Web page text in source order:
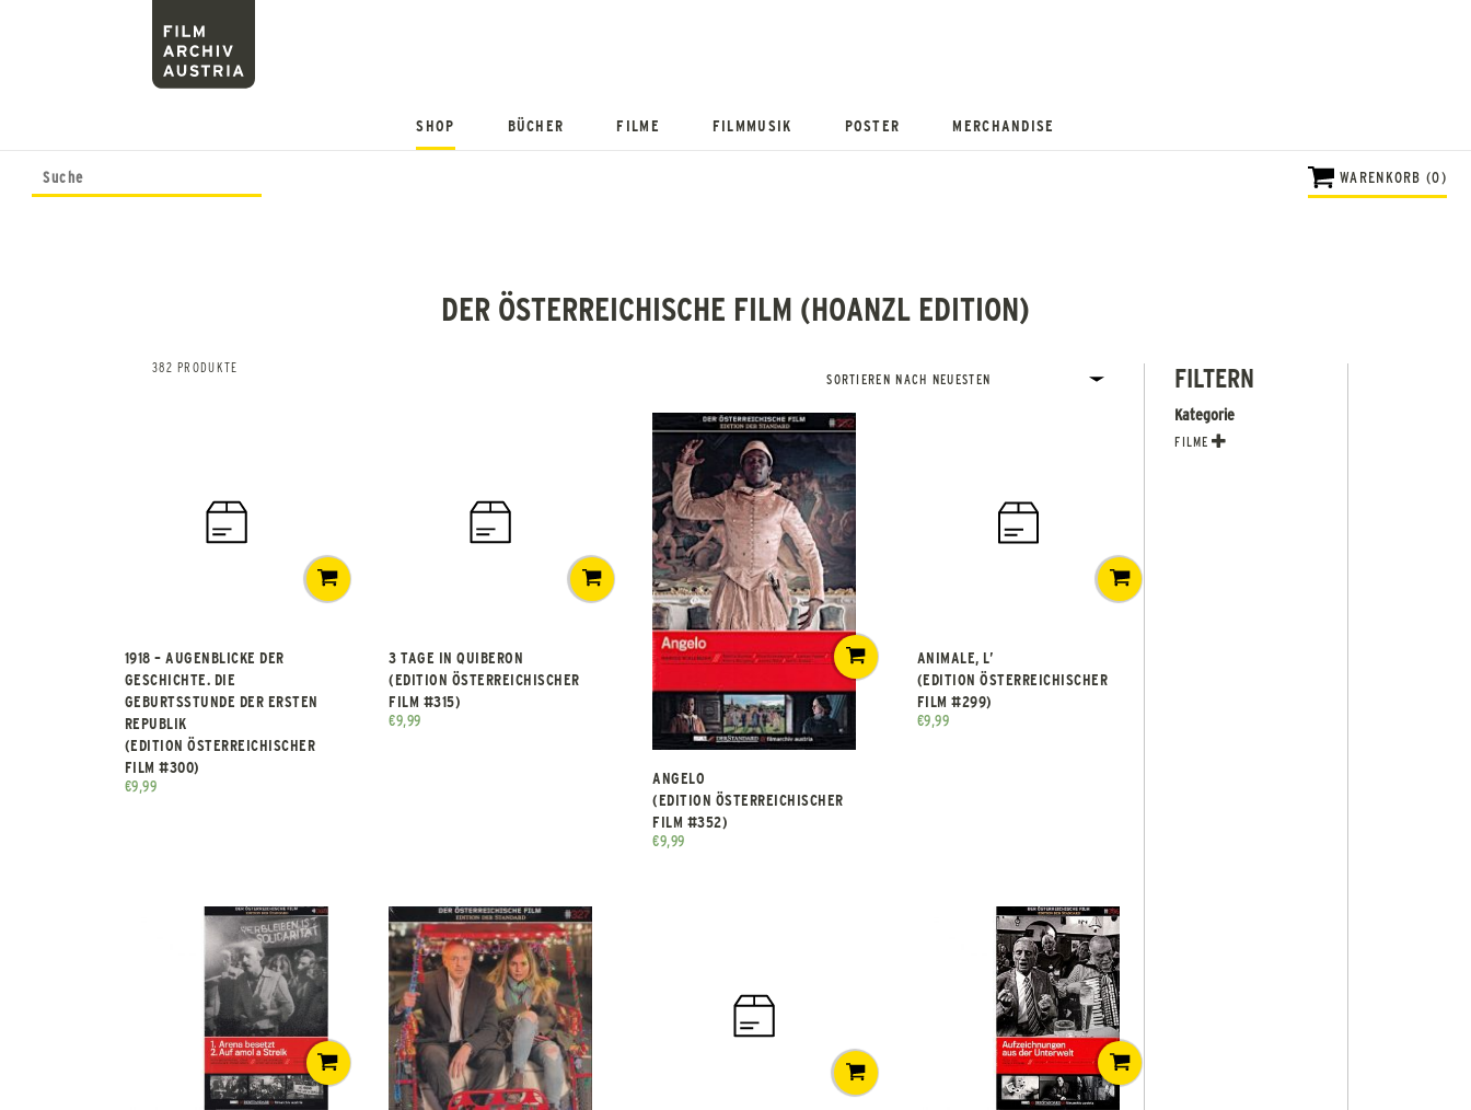
SHOP BÜCHER FILME FILMMUSIK POSTER MERCHANDISE
WARENKORB (0)
DER ÖSTERREICHISCHE FILM (HOANZL EDITION)
382 PRODUKTE
1918 – AUGENBLICKE DER
GESCHICHTE. DIE
GEBURTSSTUNDE DER ERSTEN
REPUBLIK
(EDITION ÖSTERREICHISCHER
FILM #300)
€9,99
3 TAGE IN QUIBERON
(EDITION ÖSTERREICHISCHER
FILM #315)
€9,99
ANGELO
(EDITION ÖSTERREICHISCHER
FILM #352)
€9,99
ANIMALE, L’
(EDITION ÖSTERREICHISCHER
FILM #299)
€9,99
FILTERN
Kategorie
FILME 